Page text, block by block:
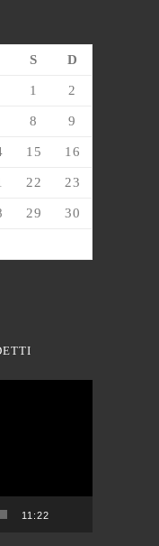
S D
1 2
8 9
15 16
22 23
29 30
11:22